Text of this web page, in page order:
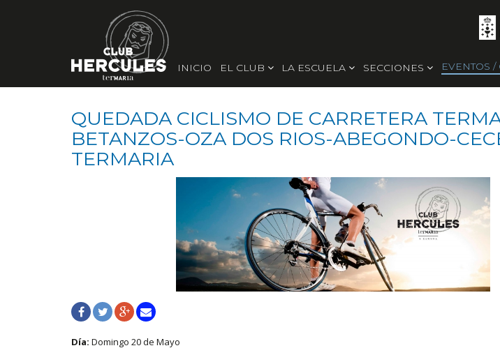
INICIO EL CLUB LA ESCUELA SECCIONES EVENTOS
QUEDADA CICLISMO DE CARRETERA
BETANZOS-OZA DOS RIOS-ABEGONDO-
TERMARIA
Día: Domingo 20 de Mayo